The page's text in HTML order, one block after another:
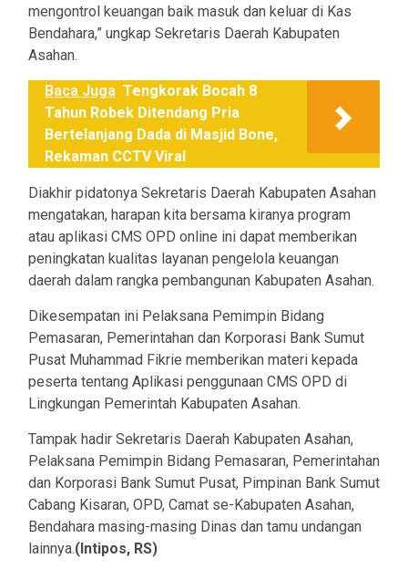
mengontrol keuangan baik masuk dan keluar di Kas
Bendahara,” ungkap Sekretaris Daerah Kabupaten
Asahan.
Baca Juga Tengkorak Bocah 8
Tahun Robek Ditendang Pria
Bertelanjang Dada di Masjid Bone,
Rekaman CCTV Viral
Diakhir pidatonya Sekretaris Daerah Kabupaten Asahan
mengatakan, harapan kita bersama kiranya program
atau aplikasi CMS OPD online ini dapat memberikan
peningkatan kualitas layanan pengelola keuangan
daerah dalam rangka pembangunan Kabupaten Asahan.
Dikesempatan ini Pelaksana Pemimpin Bidang
Pemasaran, Pemerintahan dan Korporasi Bank Sumut
Pusat Muhammad Fikrie memberikan materi kepada
peserta tentang Aplikasi penggunaan CMS OPD di
Lingkungan Pemerintah Kabupaten Asahan.
Tampak hadir Sekretaris Daerah Kabupaten Asahan,
Pelaksana Pemimpin Bidang Pemasaran, Pemerintahan
dan Korporasi Bank Sumut Pusat, Pimpinan Bank Sumut
Cabang Kisaran, OPD, Camat se-Kabupaten Asahan,
Bendahara masing-masing Dinas dan tamu undangan
lainnya.(Intipos, RS)